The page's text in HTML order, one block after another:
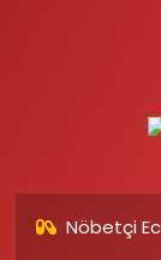
Nöbetçi